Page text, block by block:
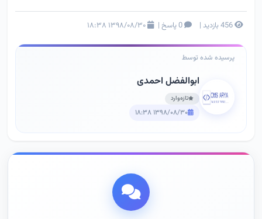
456 بازدید | 0 پاسخ |
پرسیده شده توسط
ابوالفضل احمدی
تازه‌وارد
۱۳۹۸/۰۸/۳۰ ۱۸:۳۸